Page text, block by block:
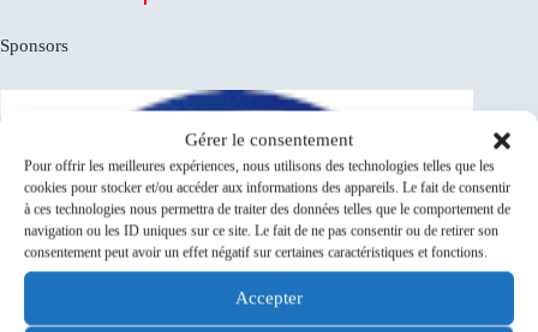
Gérer le consentement
Pour offrir les meilleures expériences, nous utilisons des technologies telles que les
cookies pour stocker et/ou accéder aux informations des appareils. Le fait de consentir
à ces technologies nous permettra de traiter des données telles que le comportement de
navigation ou les ID uniques sur ce site. Le fait de ne pas consentir ou de retirer son
consentement peut avoir un effet négatif sur certaines caractéristiques et fonctions.
Accepter
Sponsors